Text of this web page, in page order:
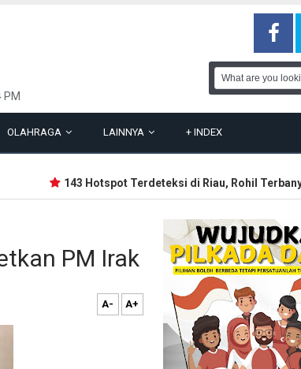
PM
OLAHRAGA LAINNYA + INDEX
143 Hotspot Terdeteksi di Riau, Rohil Terbanyak
PM Irak
A- A+